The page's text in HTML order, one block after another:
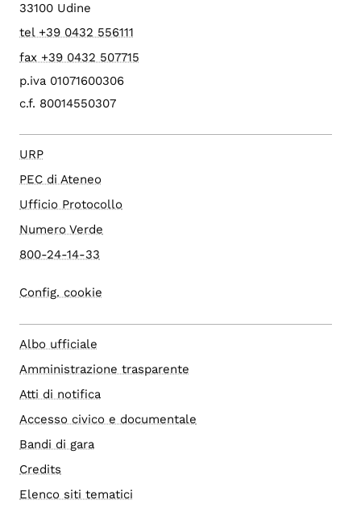
33100 Udine
tel +39 0432 556111
fax +39 0432 507715
p.iva 01071600306
c.f. 80014550307
URP
PEC di Ateneo
Ufficio Protocollo
Numero Verde
800-24-14-33
Config. cookie
Albo ufficiale
Amministrazione trasparente
Atti di notifica
Accesso civico e documentale
Bandi di gara
Credits
Elenco siti tematici